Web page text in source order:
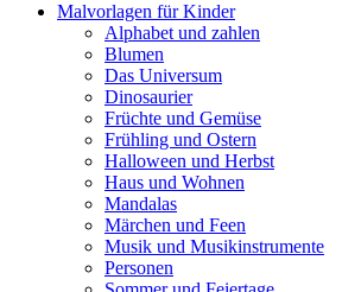
Malvorlagen für Kinder
Alphabet und zahlen
Blumen
Das Universum
Dinosaurier
Früchte und Gemüse
Frühling und Ostern
Halloween und Herbst
Haus und Wohnen
Mandalas
Märchen und Feen
Musik und Musikinstrumente
Personen